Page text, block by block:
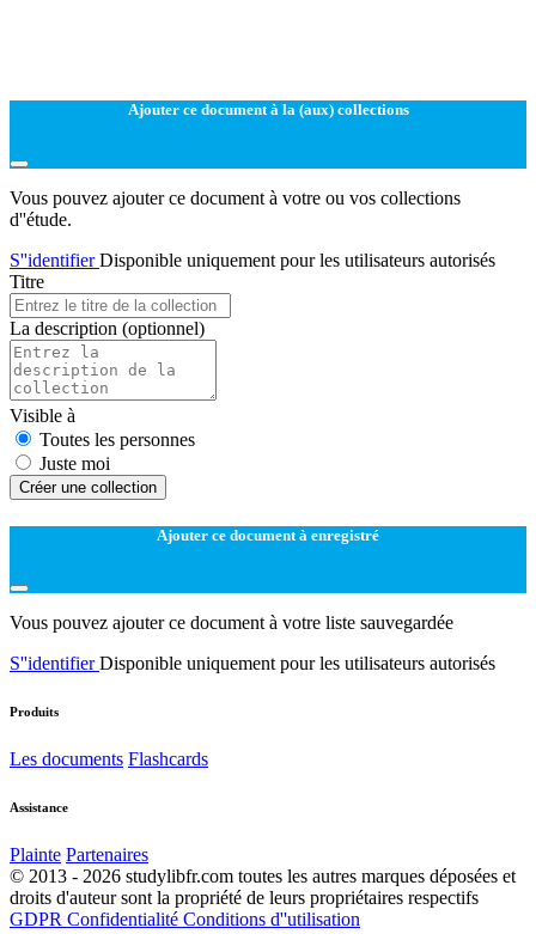
Ajouter ce document à la (aux) collections
Vous pouvez ajouter ce document à votre ou vos collections
d''étude.
S''identifierDisponible uniquement pour les utilisateurs autorisés
Titre
La description (optionnel)
Visible à
Toutes les personnes
Juste moi
Créer une collection
Ajouter ce document à enregistré
Vous pouvez ajouter ce document à votre liste sauvegardée
S''identifierDisponible uniquement pour les utilisateurs autorisés
Produits
Les documents Flashcards
Assistance
Plainte Partenaires
© 2013 - 2026 studylibfr.com toutes les autres marques déposées et
droits d'auteur sont la propriété de leurs propriétaires respectifs
GDPR Confidentialité Conditions d''utilisation